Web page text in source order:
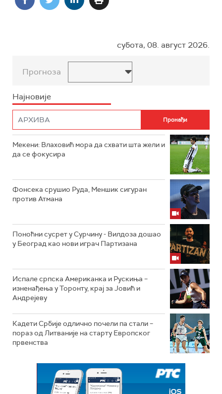
субота, 08. август 2026.
Прогноза
Најновије
Мекени: Влаховић мора да схвати шта жели и
да се фокусира
Фонсека срушио Руда, Меншик сигуран
против Атмана
Поноћни сусрет у Сурчину - Вилдоза дошао
у Београд као нови играч Партизана
Испале српска Американка и Рускиња –
изненађења у Торонту, крај за Јовић и
Андрејеву
Кадети Србије одлично почели па стали –
пораз од Литваније на старту Европског
првенства